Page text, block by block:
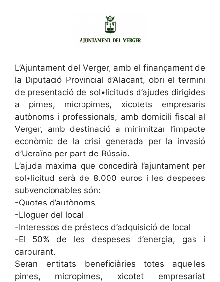
L’Ajuntament del Verger, amb el finançament de
la Diputació Provincial d’Alacant, obri el termini
de presentació de sol•licituds d’ajudes dirigides
a pimes, micropimes, xicotets empresaris
autònoms i professionals, amb domicili fiscal al
Verger, amb destinació a minimitzar l’impacte
econòmic de la crisi generada per la invasió
d’Ucraïna per part de Rússia.
L’ajuda màxima que concedirà l’ajuntament per
sol•licitud serà de 8.000 euros i les despeses
subvencionables són:
-Quotes d’autònoms
-Lloguer del local
-Interessos de préstecs d’adquisició de local
-El 50% de les despeses d’energia, gas i
carburant.
Seran entitats beneficiàries totes aquelles
pimes, micropimes, xicotet empresariat